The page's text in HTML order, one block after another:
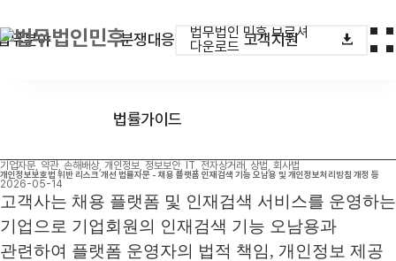
법무법인 민후 브로셔
다운로드
무분야 분쟁대응
법률가이드
고객지원
기업자문, 약관, 손해배상, 개인정보, 정보보안, IT, 전자상거래, 상법, 회사법
개인정보보호법 위반 리스크 개선 법률자문 - 채용 플랫폼 인재검색 기능 오남용 및 개인정보처리방침 개정 등
2026-05-14
고객사는 채용 플랫폼 및 인재검색 서비스를 운영하는
기업으로 기업회원의 인재검색 기능 오남용과
관련하여 플랫폼 운영자의 법적 책임, 개인정보 제공